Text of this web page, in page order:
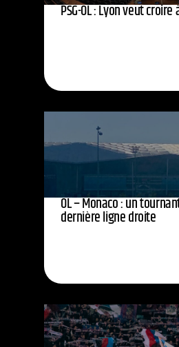
PSG-OL : Lyon veut croire
OL – Monaco : un
dernière ligne droite